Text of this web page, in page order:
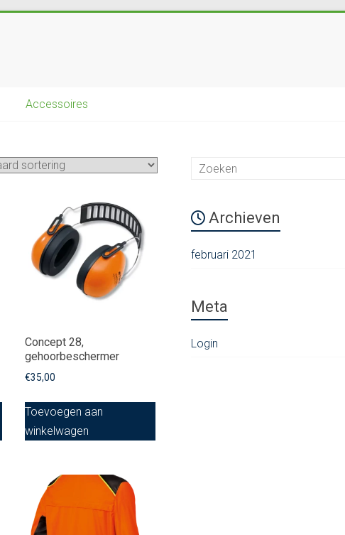
Accessoires
Concept 28,
gehoorbeschermer
€35,00
Toevoegen aan
winkelwagen
Archieven
februari 2021
Meta
Login